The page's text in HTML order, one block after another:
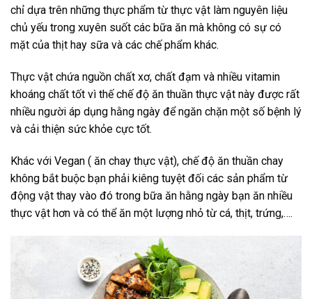
chỉ dựa trên những thực phẩm từ thực vật làm nguyên liệu
chủ yếu trong xuyên suốt các bữa ăn mà không có sự có
mặt của thịt hay sữa và các chế phẩm khác.
Thực vật chứa nguồn chất xơ, chất đạm và nhiều vitamin
khoáng chất tốt vì thế chế độ ăn thuần thực vật này được rất
nhiều người áp dụng hằng ngày để ngăn chặn một số bệnh lý
và cải thiện sức khỏe cực tốt.
Khác với Vegan ( ăn chay thực vật), chế độ ăn thuần chay
không bắt buộc bạn phải kiêng tuyệt đối các sản phẩm từ
động vật thay vào đó trong bữa ăn hằng ngày bạn ăn nhiều
thực vật hơn và có thể ăn một lượng nhỏ từ cá, thịt, trứng,….